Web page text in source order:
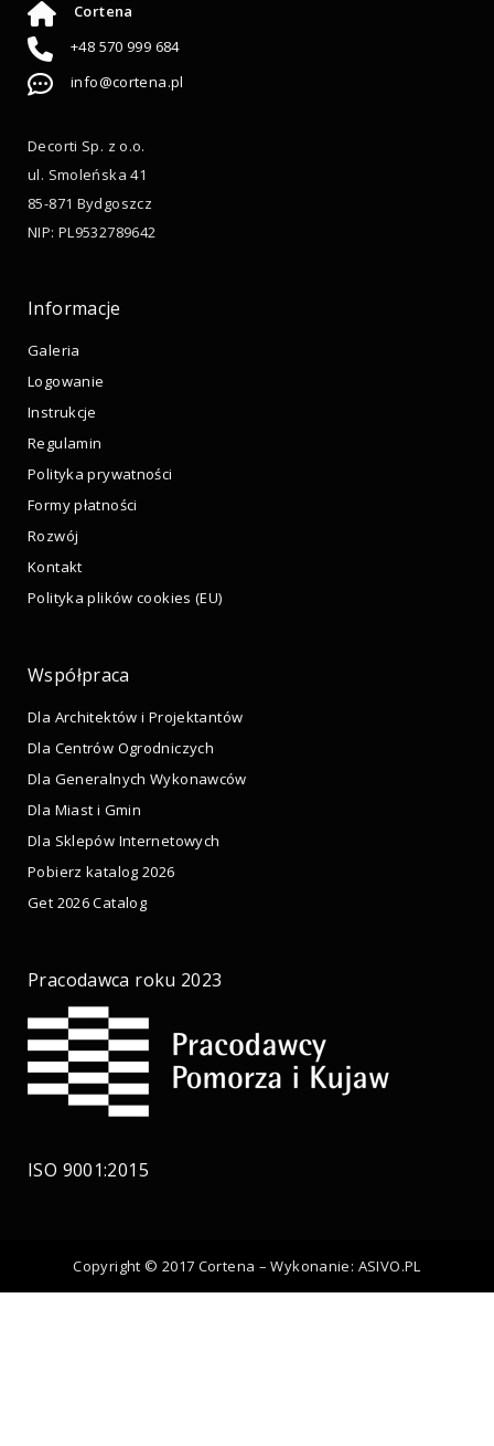
Cortena
+48 570 999 684
info@cortena.pl
Decorti Sp. z o.o.
ul. Smoleńska 41
85-871 Bydgoszcz
NIP: PL9532789642
Informacje
Galeria
Logowanie
Instrukcje
Regulamin
Polityka prywatności
Formy płatności
Rozwój
Kontakt
Polityka plików cookies (EU)
Współpraca
Dla Architektów i Projektantów
Dla Centrów Ogrodniczych
Dla Generalnych Wykonawców
Dla Miast i Gmin
Dla Sklepów Internetowych
Pobierz katalog 2026
Get 2026 Catalog
Pracodawca roku 2023
ISO 9001:2015
Copyright © 2017 Cortena – Wykonanie: ASIVO.PL